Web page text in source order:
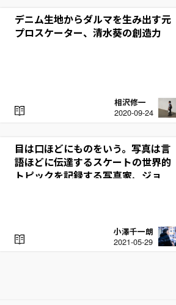
デニム生地からダルマを生み出す元
プロスケーター、清水葵の創造力
相沢修一
2020-09-24
R
E
目は口ほどにものをいう。写真は言
語ほどに伝達する――スケートの世界的
トピックを記録する写真家、ジョ
小澤千一朗
2021-05-29
R
E